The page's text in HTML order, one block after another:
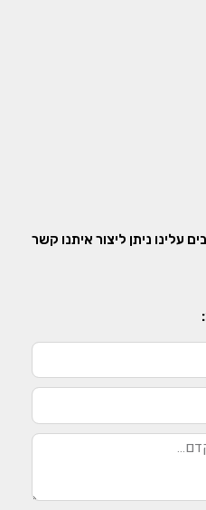
עלינו ניתן ליצור איתנו קשר